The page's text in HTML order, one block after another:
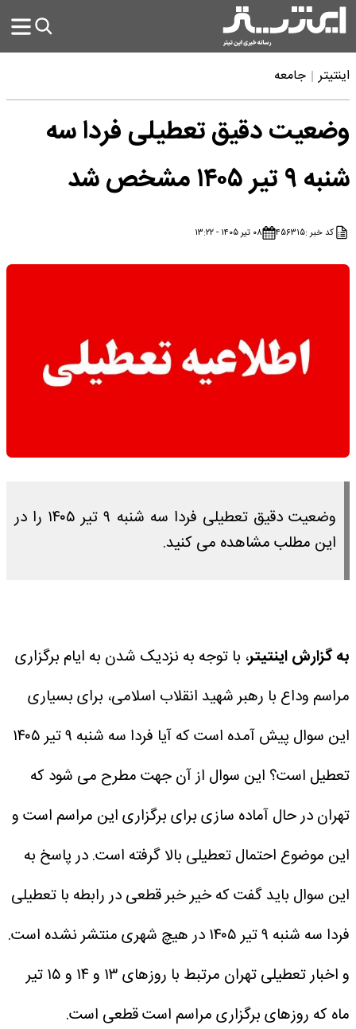
اینتیتر جامعه
وضعیت دقیق تعطیلی فردا سه
شنبه ۹ تیر ۱۴۰۵ مشخص شد
کد خبر :۴۵۶۳۱۵ ۰۸ تیر ۱۴۰۵ - ۱۳:۲۲
وضعیت دقیق تعطیلی فردا سه شنبه ۹ تیر ۱۴۰۵ را در
این مطلب مشاهده می کنید.
به گزارش اینتیتر، با توجه به نزدیک شدن به ایام برگزاری
مراسم وداع با رهبر شهید انقلاب اسلامی، برای بسیاری
این سوال پیش آمده است که آیا فردا سه شنبه ۹ تیر ۱۴۰۵
تعطیل است؟ این سوال از آن جهت مطرح می شود که
تهران در حال آماده سازی برای برگزاری این مراسم است و
این موضوع احتمال تعطیلی بالا گرفته است.در پاسخ به
این سوال باید گفت که خیر خبر قطعی در رابطه با تعطیلی
فردا سه شنبه ۹ تیر ۱۴۰۵ در هیچ شهری منتشر نشده است.
و اخبار تعطیلی تهران مرتبط با روزهای ۱۳ و ۱۴ و ۱۵ تیر
ماه که روزهای برگزاری مراسم است قطعی است.